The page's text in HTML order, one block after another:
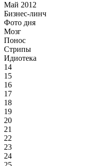
Май 2012
Бизнес-линч
Фото дня
Мозг
Понос
Стрипы
Идиотека
14
15
16
17
18
19
20
21
22
23
24